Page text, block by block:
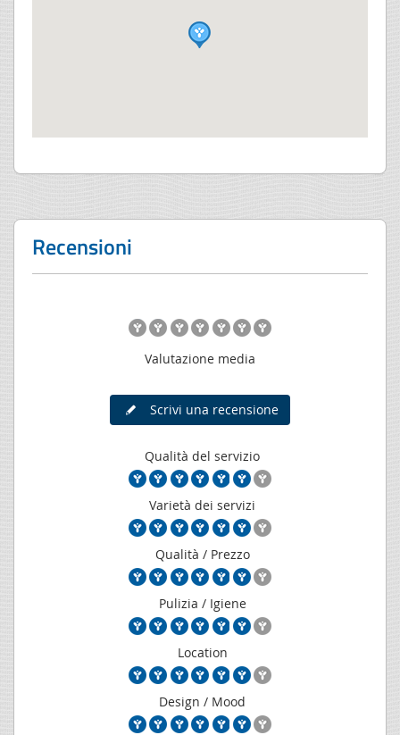
Recensioni
Valutazione media
Scrivi una recensione
Qualità del servizio
Varietà dei servizi
Qualità / Prezzo
Pulizia / Igiene
Location
Design / Mood